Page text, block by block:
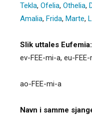
Tekla, Ofelia, Othelia,
Amalia, Frida, Marte,
Slik uttales Eufemia:
ev-FEE-mi-a, eu-
ao-FEE-mi-a
Navn i samme